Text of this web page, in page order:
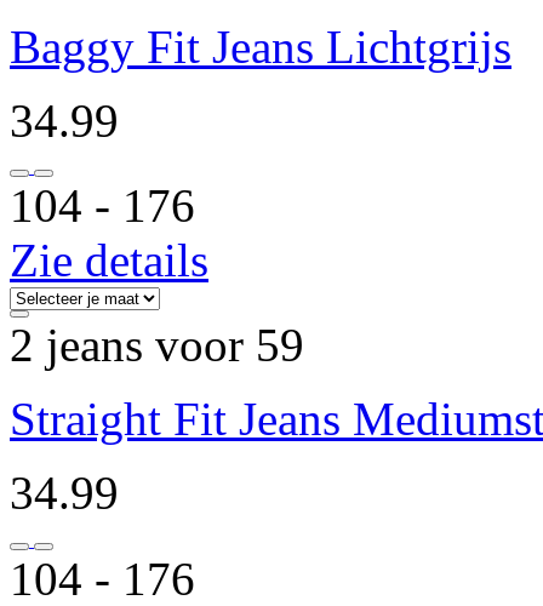
Baggy Fit Jeans Lichtgrijs
34.99
104 ‐ 176
Zie details
2 jeans voor 59
Straight Fit Jeans
34.99
104 ‐ 176